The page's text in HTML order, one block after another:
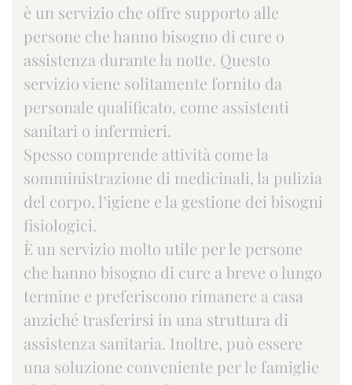
è un servizio che offre supporto alle
persone che hanno bisogno di cure o
assistenza durante la notte. Questo
servizio viene solitamente fornito da
personale qualificato, come assistenti
sanitari o infermieri.
Spesso comprende attività come la
somministrazione di medicinali, la pulizia
del corpo, l’igiene e la gestione dei bisogni
fisiologici.
È un servizio molto utile per le persone
che hanno bisogno di cure a breve o lungo
termine e preferiscono rimanere a casa
anziché trasferirsi in una struttura di
assistenza sanitaria. Inoltre, può essere
una soluzione conveniente per le famiglie